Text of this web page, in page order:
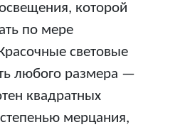
которой
по мере
световые
любого размера —
квадратных
мерцания,